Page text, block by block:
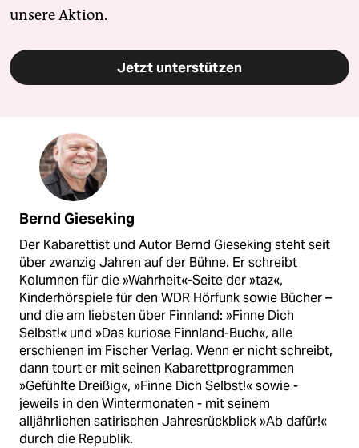
unsere Aktion.
Jetzt unterstützen
Bernd Gieseking
Der Kabarettist und Autor Bernd Gieseking steht seit
über zwanzig Jahren auf der Bühne. Er schreibt
Kolumnen für die »Wahrheit«-Seite der »taz«,
Kinderhörspiele für den WDR Hörfunk sowie Bücher –
und die am liebsten über Finnland: »Finne Dich
Selbst!« und »Das kuriose Finnland-Buch«, alle
erschienen im Fischer Verlag. Wenn er nicht schreibt,
dann tourt er mit seinen Kabarettprogrammen
»Gefühlte Dreißig«, »Finne Dich Selbst!« sowie -
jeweils in den Wintermonaten - mit seinem
alljährlichen satirischen Jahresrückblick »Ab dafür!«
durch die Republik.